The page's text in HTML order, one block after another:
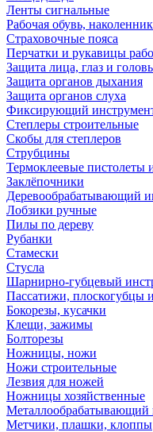
Ленты сигнальные
Рабочая обувь,
Страховочные пояса
Перчатки и рукавицы
Защита лица, глаз и
Защита органов дыхания
Защита органов слуха
Фиксирующий
Степлеры строительные
Скобы для степлеров
Струбцины
Термоклеевые пистолеты
Заклёпочники
Деревообрабатывающий
Лобзики ручные
Пилы по дереву
Рубанки
Стамески
Стусла
Шарнирно-губцевый
Пассатижи, плоскогубцы
Бокорезы, кусачки
Клещи, зажимы
Болторезы
Ножницы, ножи
Ножи строительные
Лезвия для ножей
Ножницы хозяйственные
Металлообрабатывающий
Метчики, плашки, клоппы